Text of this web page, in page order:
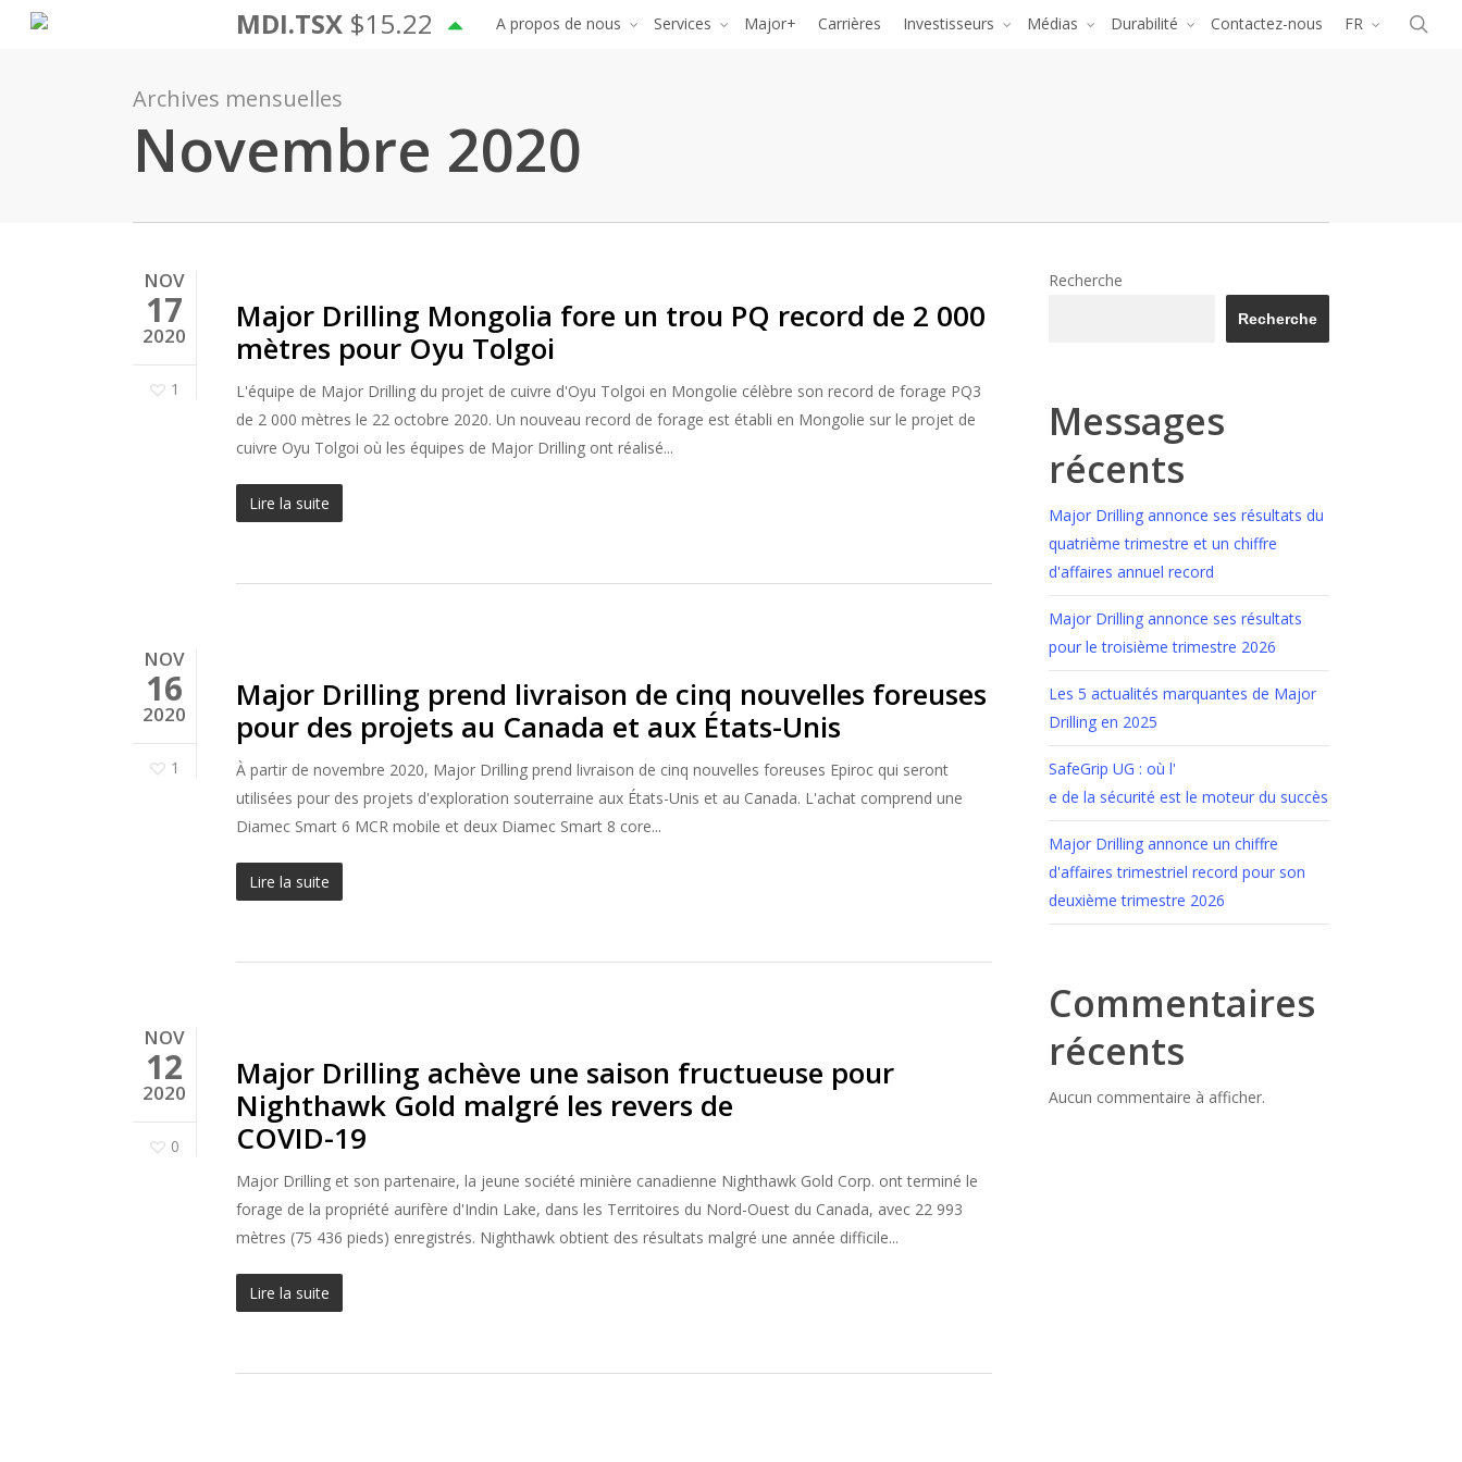
MDI.TSX $15.22 A propos de nous Services Major+ Carrières Investisseurs Médias Durabilité Contactez-nous FR
Archives mensuelles
Novembre 2020
NOV
17
2020
1
Major Drilling Mongolia fore un trou PQ record de 2 000
mètres pour Oyu Tolgoi
L'équipe de Major Drilling du projet de cuivre d'Oyu Tolgoi en Mongolie célèbre son record de forage PQ3
de 2 000 mètres le 22 octobre 2020. Un nouveau record de forage est établi en Mongolie sur le projet de
cuivre Oyu Tolgoi où les équipes de Major Drilling ont réalisé...
Lire la suite
NOV
16
2020
1
Major Drilling prend livraison de cinq nouvelles foreuses
pour des projets au Canada et aux États-Unis
À partir de novembre 2020, Major Drilling prend livraison de cinq nouvelles foreuses Epiroc qui seront
utilisées pour des projets d'exploration souterraine aux États-Unis et au Canada. L'achat comprend une
Diamec Smart 6 MCR mobile et deux Diamec Smart 8 core...
Lire la suite
NOV
12
2020
0
Major Drilling achève une saison fructueuse pour
Nighthawk Gold malgré les revers de
COVID-19
Major Drilling et son partenaire, la jeune société minière canadienne Nighthawk Gold Corp. ont terminé le
forage de la propriété aurifère d'Indin Lake, dans les Territoires du Nord-Ouest du Canada, avec 22 993
mètres (75 436 pieds) enregistrés. Nighthawk obtient des résultats malgré une année difficile...
Lire la suite
Recherche
Recherche
Messages
récents
Major Drilling annonce ses résultats du
quatrième trimestre et un chiffre
d'affaires annuel record
Major Drilling annonce ses résultats
pour le troisième trimestre 2026
Les 5 actualités marquantes de Major
Drilling en 2025
SafeGrip UG : où l'
e de la sécurité est le moteur du succès
Major Drilling annonce un chiffre
d'affaires trimestriel record pour son
deuxième trimestre 2026
Commentaires
récents
Aucun commentaire à afficher.
Menu